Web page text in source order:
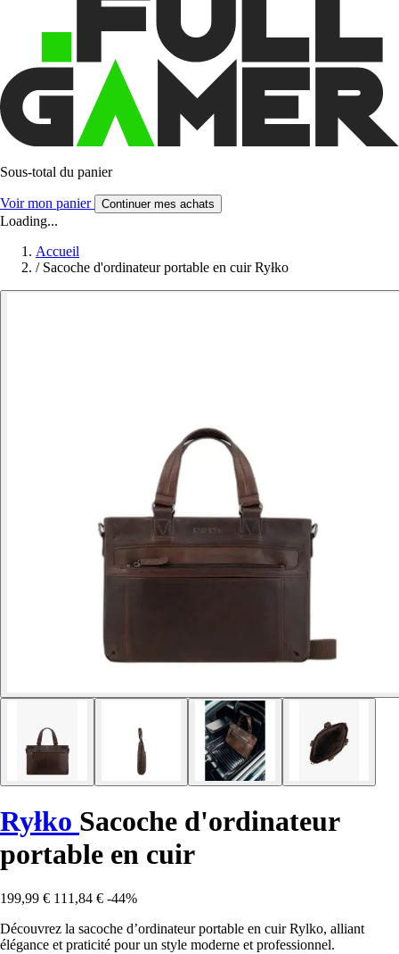
Sous-total du panier
Voir mon panier Continuer mes achats
Loading...
Accueil
/ Sacoche d'ordinateur portable en cuir Ryłko
Ryłko Sacoche d'ordinateur
portable en cuir
199,99 € 111,84 € -44%
Découvrez la sacoche d’ordinateur portable en cuir Rylko, alliant
élégance et praticité pour un style moderne et professionnel.